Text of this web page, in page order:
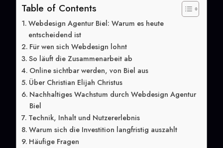
Table of Contents
Webdesign Agentur Biel: Warum es heute
entscheidend ist
Für wen sich Webdesign lohnt
So läuft die Zusammenarbeit ab
Online sichtbar werden, von Biel aus
Über Christian Elijah Christus
Nachhaltiges Wachstum durch Webdesign Agentur
Biel
Technik, Inhalt und Nutzererlebnis
Warum sich die Investition langfristig auszahlt
Häufige Fragen